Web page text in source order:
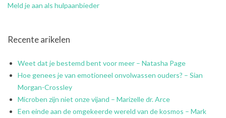
Meld je aan als hulpaanbieder
Recente arikelen
Weet dat je bestemd bent voor meer – Natasha Page
Hoe genees je van emotioneel onvolwassen ouders? – Sian
Morgan-Crossley
Microben zijn niet onze vijand – Marizelle dr. Arce
Een einde aan de omgekeerde wereld van de kosmos – Mark